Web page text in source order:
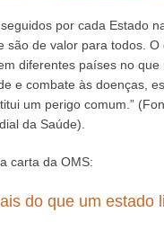
por cada Estado
são de valor para todos. O
diferentes países no que
e combate às doenças,
um perigo comum.”
da Saúde).
carta da OMS:
do que um estado